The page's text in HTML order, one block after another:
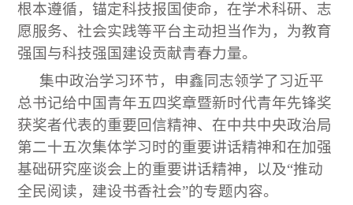
根本遵循，锚定科技报国使命，在学术科研、志
愿服务、社会实践等平台主动担当作为，为教育
强国与科技强国建设贡献青春力量。
集中政治学习环节，申鑫同志领学了习近平
总书记给中国青年五四奖章暨新时代青年先锋奖
获奖者代表的重要回信精神、在中共中央政治局
第二十五次集体学习时的重要讲话精神和在加强
基础研究座谈会上的重要讲话精神，以及“推动
全民阅读，建设书香社会”的专题内容。